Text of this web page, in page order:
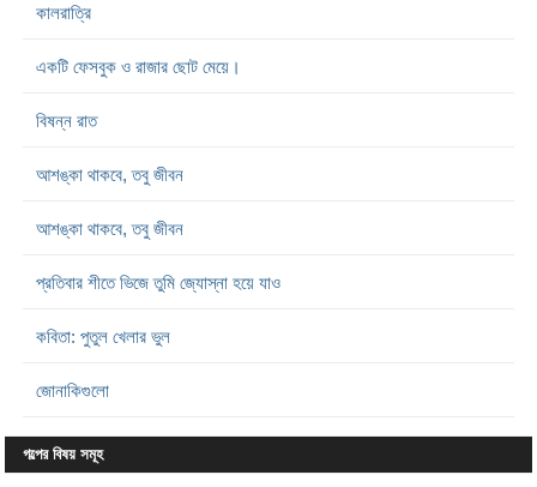
কালরাত্রি
একটি ফেসবুক ও রাজার ছোট মেয়ে।
বিষন্ন রাত
আশঙ্কা থাকবে, তবু জীবন
আশঙ্কা থাকবে, তবু জীবন
প্রতিবার শীতে ভিজে তুমি জ্যোস্না হয়ে যাও
কবিতা: পুতুল খেলার ভুল
জোনাকিগুলো
গল্পের বিষয় সমূহ